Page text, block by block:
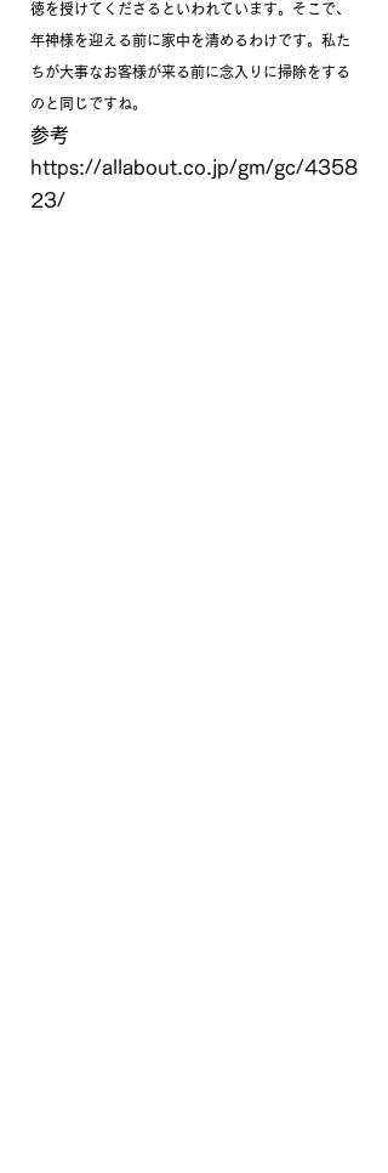
徳を授けてくださるといわれています。そこで、
年神様を迎える前に家中を清めるわけです。私た
ちが大事なお客様が来る前に念入りに掃除をする
のと同じですね。
参考
https://allabout.co.jp/gm/gc/4358
23/